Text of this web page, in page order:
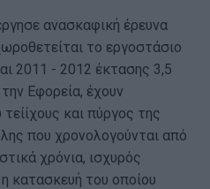
ανασκαφική έρευνα
το εργοστάσιο
2011 - 2012 έκτασης 3,5
Εφορεία, έχουν
και πύργος της
που χρονολογούνται από
χρόνια, ισχυρός
κατασκευή του οποίου